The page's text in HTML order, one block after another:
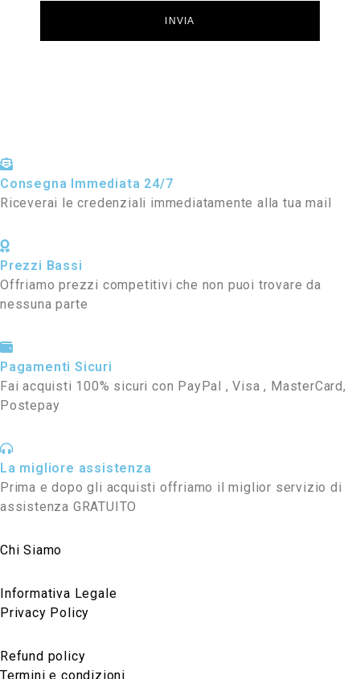
Consegna Immediata 24/7
Riceverai le credenziali immediatamente alla tua mail
Prezzi Bassi
Offriamo prezzi competitivi che non puoi trovare da
nessuna parte
Pagamenti Sicuri
Fai acquisti 100% sicuri con PayPal , Visa , MasterCard,
Postepay
La migliore assistenza
Prima e dopo gli acquisti offriamo il miglior servizio di
assistenza GRATUITO
Chi Siamo
Informativa Legale
Privacy Policy
Refund policy
Termini e condizioni